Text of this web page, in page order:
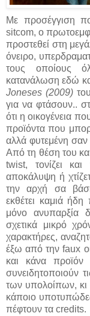
Με προσέγγιση
sitcom, ο
προστεθεί στη
όνειρο,
τους οποίους
κατανάλωση εδώ
Joneses (2009)
για να φτάσουν..
ότι η οικογένεια
προϊόντα που
αλλά φυτεμένη
Από τη θέση του
twist, τονίζει
αποκάλυψη ή
την αρχή σα
εκθέτει καμιά ήδη
μόνο ανυπαρξία
σχετικά μικρό
χαρακτήρες,
έξω από την faux
και κάνα προϊόν
συνειδητοποιούν
των υπολοίπων, κι
κάποιο
πέφτουν τα credits.